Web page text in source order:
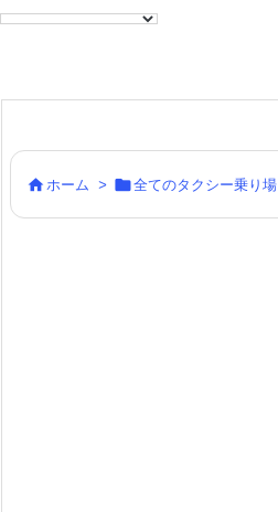
 ホーム > 全てのタクシー乗り場